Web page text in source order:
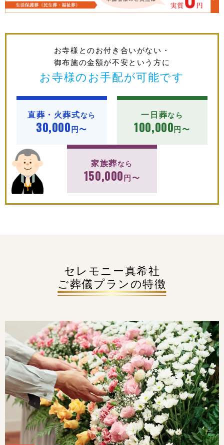
お寺様とのお付き合いがない・
御布施の金額が不安という方に
お寺様のお手配が可能です
直葬・火葬式なら
30,000円〜
一日葬なら
100,000円〜
家族葬 なら
150,000円〜
セレモニー真希社
ご葬儀プランの特徴